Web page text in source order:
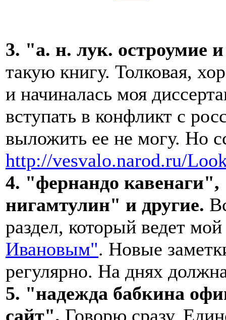
3. "а. н. лук. остроумие
такую книгу. Толковая,
и начиналась моя
вступать в конфликт с
выложить ее не могу. Но
http://vesvalo.narod.ru/
4. "фернандо
нигамтулин" и другие.
раздел, который ведет
Ивановым". Новые
регулярно. На днях
5. "надежда бабкина
сайт". Говорю сразу.